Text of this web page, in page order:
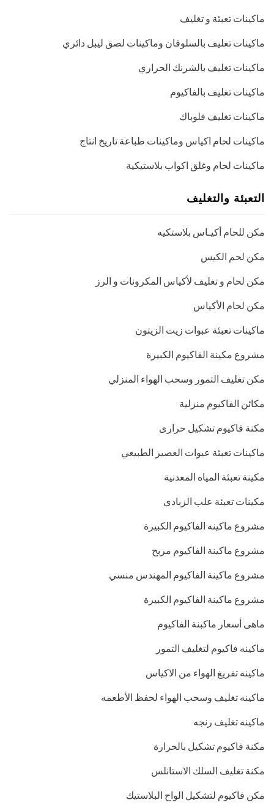
ماكينات تعبئة و تغليف
ماكينات تغليف بالسلوفان وماكينات لصق ليبل دائري
ماكينات تغليف بالشرنك الحراري
ماكينات تغليف بالفاكيوم
ماكينات تغليف فلوباك
ماكينات لحام اكياس وماكينات طباعة تاريخ انتاج
ماكينات لحام وغلق اكواب بلاستيكية
التعبئة والتغليف
مكن للحام أكيـاس بلاستكيه
مكن لحم الكيس
مكن لحام و تغليف لأكياس المكرونات و الرز
مكن لحام الأكياس
ماكينات تعبئة عبوات زيت الزيتون
مشروع مكينة الفاكيوم الكبيرة
مكن تغليف التمور وسحب الهواء المنزلي
مكائن الفاكيوم منزلية
مكنة فاكيوم تشكيل حرارى
ماكينات تعبئة عبوات العصير الطبيعي
مكينة تعبئة المياه المعدنية
مكينات تعبئة علب الزبادى
مشروع ماكينه الفاكيوم الكبيرة
مشروع ماكينة الفاكيوم مربح
مشروع ماكينة الفاكيوم المهندس منسي
مشروع ماكينة الفاكيوم الكبيرة
ماهى أسعار ماكبنة الفاكيوم
ماكينه فاكيوم لتغليف التمور
ماكينه تفريغ الهواء من الاكياس
ماكينه تغليف وسحب الهواء لحفظ الأطعمه
ماكينه تغليف رنجه
مكنة فاكيوم تشكيل بالحرارة
مكنة تغليف السلك الاستانلس
مكن فاكيوم لتشكيل الواح البلاستيك